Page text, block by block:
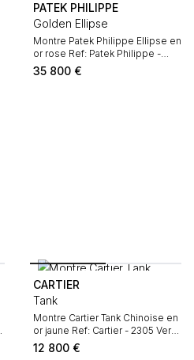
PATEK PHILIPPE
Golden Ellipse
Montre Patek Philippe Ellipse en
or rose Ref: Patek Philippe -
5738 Vers 2020
35 800 €
CARTIER
Tank
Montre Cartier Tank Chinoise en
or jaune Ref: Cartier - 2305 Vers
1990
12 800 €